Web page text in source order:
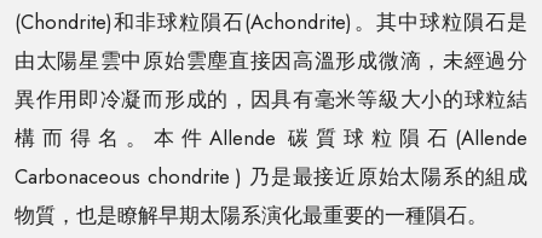
(Chondrite)和非球粒隕石(Achondrite)。其中球粒隕石是
由太陽星雲中原始雲塵直接因高溫形成微滴，未經過分
異作用即冷凝而形成的，因具有毫米等級大小的球粒結
構而得名。本件Allende 碳質球粒隕石(Allende
Carbonaceous chondrite ) 乃是最接近原始太陽系的組成
物質，也是瞭解早期太陽系演化最重要的一種隕石。